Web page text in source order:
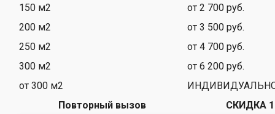
150 м2
от 2 700 руб.
200 м2
от 3 500 руб.
250 м2
от 4 700 руб.
300 м2
от 6 200 руб.
от 300 м2
Повторный вызов
СКИДКА